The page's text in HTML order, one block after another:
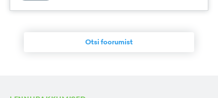
Otsi foorumist